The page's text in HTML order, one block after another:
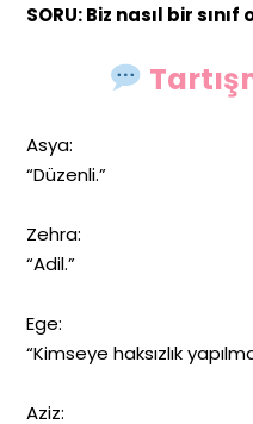
SORU: Biz nasıl bir
Asya:
“Düzenli.”
Zehra:
“Adil.”
Ege:
“Kimseye haksızlık
Aziz: